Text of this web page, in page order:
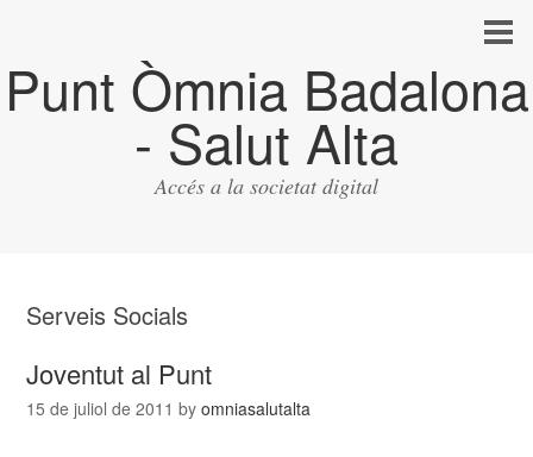
Punt Òmnia Badalona
- Salut Alta
Accés a la societat digital
Serveis Socials
Joventut al Punt
15 de juliol de 2011 byomniasalutalta